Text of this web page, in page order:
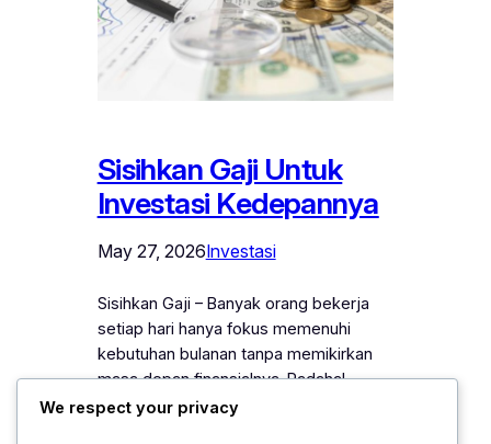
Sisihkan Gaji Untuk
Investasi Kedepannya
May 27, 2026Investasi
Sisihkan Gaji – Banyak orang bekerja
setiap hari hanya fokus memenuhi
kebutuhan bulanan tanpa memikirkan
masa depan finansialnya. Padahal,
penghasilan yang diterima setiap bulan
We respect your privacy